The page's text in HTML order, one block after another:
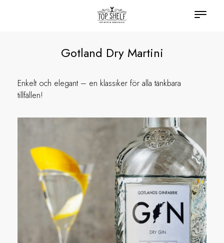
Gotland Dry Martini
Enkelt och elegant – en klassiker för alla tänkbara
tillfällen!